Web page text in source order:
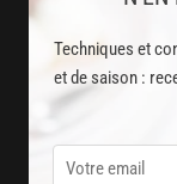
Techniques et
et de saison :
DÉJÀ